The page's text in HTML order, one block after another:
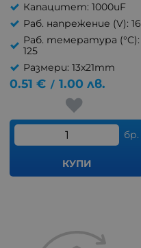
Капацитет: 1000uF
Раб. напрежение (V): 16
Раб. темература (°C):
125
Размери: 13x21mm
0.51 € / 1.00 лв.
бр.
КУПИ